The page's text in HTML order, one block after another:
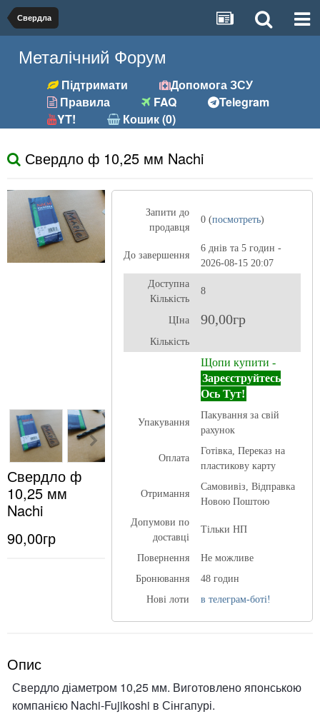
Свердла
Металічний Форум
Підтримати
Допомога ЗСУ
Правила
FAQ
Telegram
YT!
Кошик (0)
Свердло ф 10,25 мм Nachi
Свердло ф
10,25 мм
Nachi
90,00гр
Запити до
продавця
0 (посмотреть)
До завершення
6 днів та 5 годин -
2026-08-15 20:07
Доступна
Кількість
8
ЦІна 90,00гр
Кількість
Щопи купити -
Зареєструйтесь
Ось Тут!
Упакування
Пакування за свій
рахунок
Оплата
Готівка, Переказ на
пластикову карту
Отримання
Самовивіз, Відправка
Новою Поштою
Допумови по
доставці
Тільки НП
Повернення
Не можливе
Бронювання
48 годин
Нові лоти
в телеграм-боті!
Опис
Свердло діаметром 10,25 мм. Виготовлено японською
компанією Nachi-Fujikoshi в Сінгапурі.